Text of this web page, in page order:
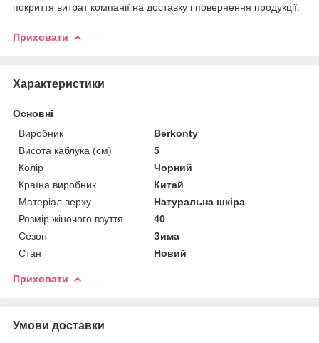
покриття витрат компанії на доставку і повернення продукції.
Приховати
Характеристики
Основні
Виробник
Berkonty
Висота каблука (см)
5
Колір
Чорний
Країна виробник
Китай
Матеріал верху
Натуральна шкіра
Розмір жіночого взуття
40
Сезон
Зима
Стан
Новий
Приховати
Умови доставки